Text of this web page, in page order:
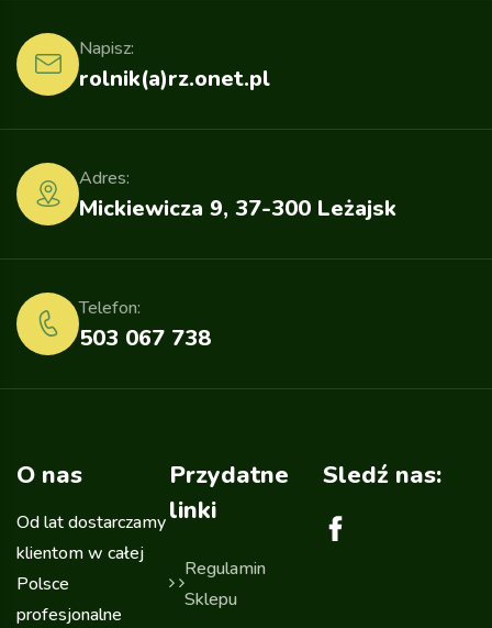
rolnik(a)rz.onet.pl
Napisz:
Mickiewicza 9, 37-300 Leżajsk
Adres:
503 067 738
Telefon:
O nas
Od lat dostarczamy
klientom w całej
Polsce
profesjonalne
Przydatne
linki
Regulamin
Sklepu
Sledź nas: